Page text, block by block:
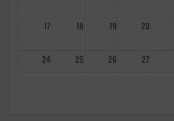
17 18 19 20
24 25 26 27